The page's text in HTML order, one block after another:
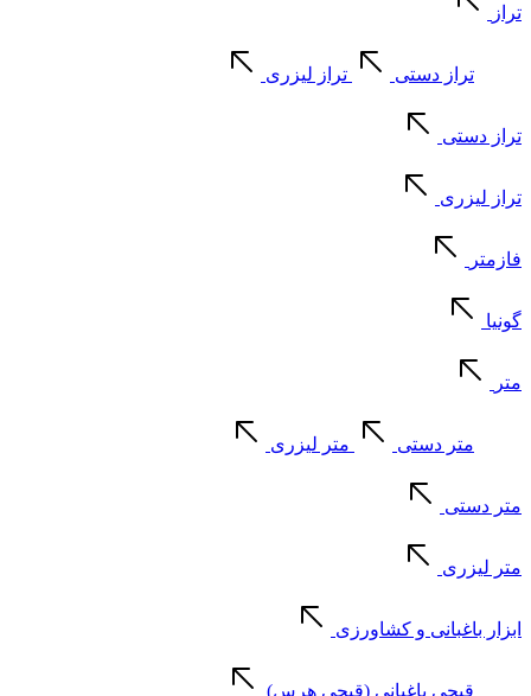
تراز
تراز دستی تراز لیزری
تراز دستی
تراز لیزری
فازمتر
گونیا
متر
متر دستی متر لیزری
متر دستی
متر لیزری
ابزار باغبانی و کشاورزی
قیچی باغبانی (قیچی هرس)